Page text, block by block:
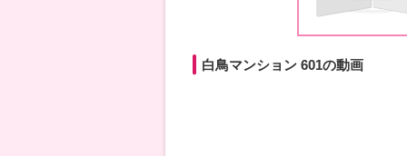
白鳥マンション 601の動画